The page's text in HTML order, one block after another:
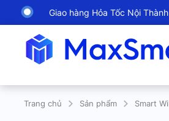
Giao hàng Hỏa Tốc Nội
Trang chủ Sản phẩm Smart